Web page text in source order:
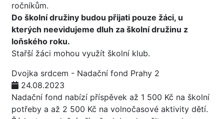
ročníkům.
Do školní družiny budou přijati pouze žáci, u
kterých neevidujeme dluh za školní družinu z
loňského roku.
Stařší žáci mohou využít školní klub.
Dvojka srdcem - Nadační fond Prahy 2
24.08.2023
Nadační fond nabízí příspěvek až 1 500 Kč na školní
potřeby a až 2 500 Kč na volnočasové aktivity dětí.